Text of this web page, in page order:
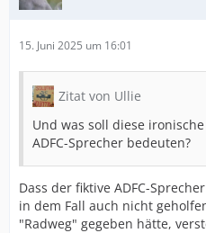
15. Juni 2025 um 16:01
Zitat von Ullie
Und was soll diese
ADFC-Sprecher bedeuten?
Dass der fiktive ADFC-
in dem Fall auch nicht
"Radweg" gegeben hätte,